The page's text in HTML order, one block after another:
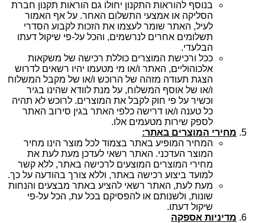
בנוסף להוראות התקנון יחולו גם הוראות תקנון חברת
הסליקה או אמצעי התשלום האחר. על אף האמור
לעיל, האתר שומר לעצמו את הזכות לקבוע הסדרי
תשלומים אחרים לנרשמים, והכל על-פי שיקול דעתו
הבלעדי.
ככל ורכישת המוצרים כוללת רכישה של משקאות
אלכוהוליים, האתר ו/או מי מטעמו יהיו רשאים לדרוש
הצגת תעודה מזהה של הרוכש ו/או של מקבל המשלוח
ו/או של אוסף המשלוח, על מנת לוודא שהינו בגיר
וכשיר על פי חוק לקבל את המוצרים. לרוכש לא תהיה
כל טענה ו/או דרישה כלפי האתר בגין סירוב האתר
לספק שירות מטעמים אלו.
מחירי המוצרים באתר:
המחיר המופיע באתר בצמוד לכל מוצר הינו מחיר
המוצר העדכני. האתר רשאי לעדכן מעת לעת את
מחירי המוצרים המוצעים לרכישה באתר, ללא קשר
למועד ביצוע רכישה באתר, וללא צורך בהודעה על כך.
מעת לעת, האתר רשאי להציע באתר מבצעים והנחות
שונות, ולשנותם או להפסיקם בכל עת, הכל על-פי
שיקול דעתו.
מדיניות אספקה